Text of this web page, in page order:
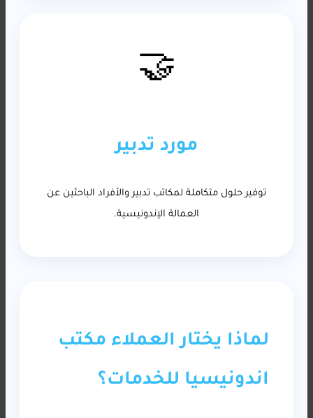
🤝
مورد تدبير
توفير حلول متكاملة لمكاتب تدبير والأفراد الباحثين عن
العمالة الإندونيسية.
لماذا يختار العملاء مكتب
اندونيسيا للخدمات؟